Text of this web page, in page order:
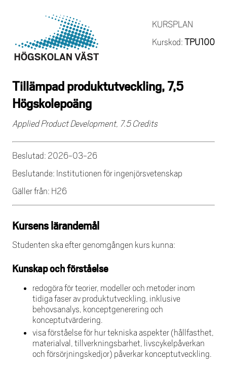
KURSPLAN
Kurskod: TPU100
Tillämpad produktutveckling, 7,5
Högskolepoäng
Applied Product Development, 7.5 Credits
Beslutad: 2026-03-26
Beslutande: Institutionen för ingenjörsvetenskap
Gäller från: H26
Kursens lärandemål
Studenten ska efter genomgången kurs kunna:
Kunskap och förståelse
redogöra för teorier, modeller och metoder inom
tidiga faser av produktutveckling, inklusive
behovsanalys, konceptgenerering och
konceptutvärdering.
visa förståelse för hur tekniska aspekter (hållfasthet,
materialval, tillverkningsbarhet, livscykelpåverkan
och försörjningskedjor) påverkar konceptutveckling.